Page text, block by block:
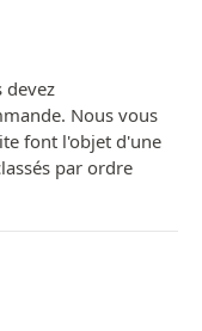
devez
Nous vous
font l'objet d'une
par ordre